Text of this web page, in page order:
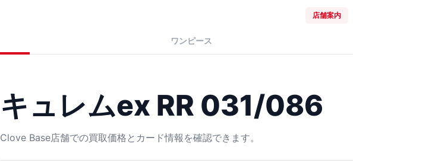
店舗案内
ワンピース
キュレムex RR 031/086
Clove Base店舗での買取価格とカード情報を確認できます。